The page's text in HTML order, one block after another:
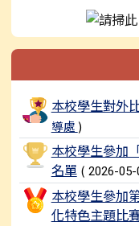
榮譽榜列表
本校學生對外
導處 )
本校學生參加
名單 ( 2026-05-
本校學生參加
化特色主題比